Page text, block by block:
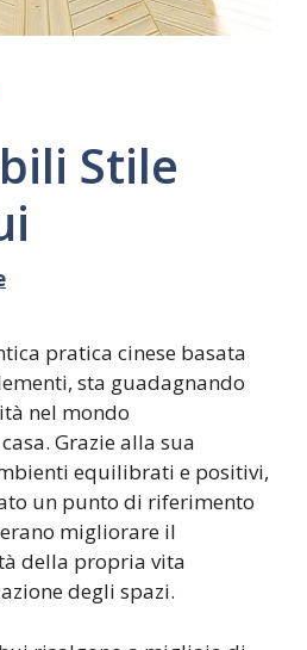
Stile
pratica cinese basata
sta guadagnando
nel mondo
Grazie alla sua
equilibrati e positivi,
un punto di riferimento
migliorare il
della propria vita
degli spazi.